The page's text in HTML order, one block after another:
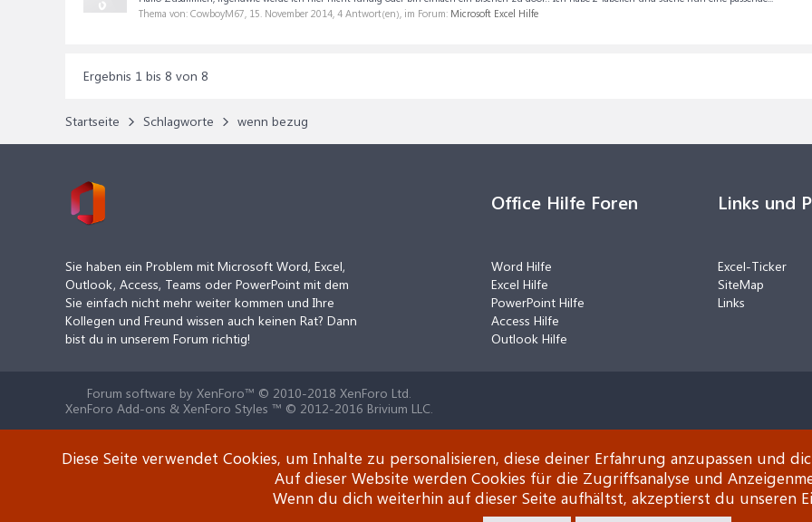
Thema von: CowboyM67, 15. November 2014, 4 Antwort(en), im Forum: Microsoft Excel Hilfe
Ergebnis 1 bis 8 von 8
Startseite Schlagworte wenn bezug
Sie haben ein Problem mit Microsoft Word, Excel,
Outlook, Access, Teams oder PowerPoint mit dem
Sie einfach nicht mehr weiter kommen und Ihre
Kollegen und Freund wissen auch keinen Rat? Dann
bist du in unserem Forum richtig!
Office Hilfe Foren
Word Hilfe
Excel Hilfe
PowerPoint Hilfe
Access Hilfe
Outlook Hilfe
Links und
Excel-Ticker
SiteMap
Links
Forum software by XenForo™ © 2010-2018 XenForo Ltd.
XenForo Add-ons & XenForo Styles ™ © 2012-2016 Brivium LLC.
Diese Seite verwendet Cookies, um Inhalte zu personalisieren, diese deiner Erfahrung anzupassen und
Auf dieser Website werden Cookies für die Zugriffsanalyse und
Wenn du dich weiterhin auf dieser Seite aufhältst, akzeptierst du unseren